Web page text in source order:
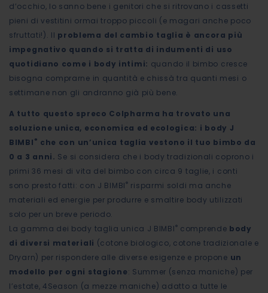
d’occhio, lo sanno bene i genitori che si ritrovano i cassetti
pieni di vestitini ormai troppo piccoli (e magari anche poco
sfruttati!). Il problema del cambio taglia è ancora più
impegnativo quando si tratta di indumenti di uso
quotidiano come i body intimi: quando il bimbo cresce
bisogna comprarne in quantità e chissà tra quanti mesi o
settimane non gli andranno già più bene.
A tutto questo spreco Colpharma ha trovato una
soluzione unica, economica ed ecologica: i body J
BIMBI ® che con un’unica taglia vestono il tuo bimbo da
0 a 3 anni. Se si considera che i body tradizionali coprono i
primi 36 mesi di vita del bimbo con circa 9 taglie, i conti
sono presto fatti: con J BIMBI® risparmi soldi ma anche
materiali ed energie per produrre e smaltire body utilizzati
solo per un breve periodo.
La gamma dei body taglia unica J BIMBI® comprende body
di diversi materiali (cotone biologico, cotone tradizionale e
Dryarn) per rispondere alle diverse esigenze e propone un
modello per ogni stagione: Summer (senza maniche) per
l’estate, 4Season (a mezze maniche) adatto a tutte le